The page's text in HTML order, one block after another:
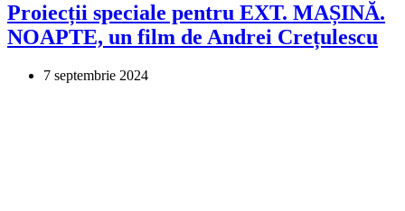
Proiecții speciale pentru EXT. MAȘINĂ.
NOAPTE, un film de Andrei Crețulescu
7 septembrie 2024